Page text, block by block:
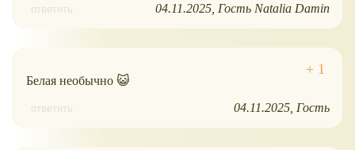
ответить 04.11.2025 Гость Natalia Damin
Белая необычно 😺
ответить 04.11.2025 Гость